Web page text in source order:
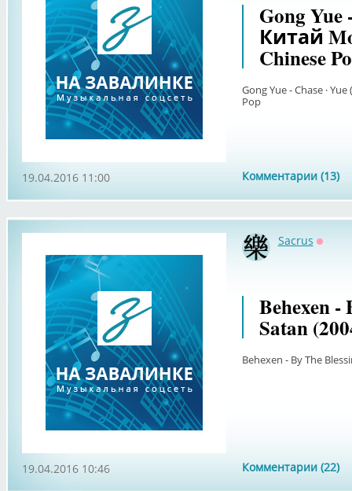
Gong Yue
Китай
Chinese
Gong Yue - Chase ·
Pop
Комментарии (13)
19.04.2016 11:00
Sacrus
Behexen -
Satan
Behexen - By The
Комментарии (22)
19.04.2016 10:46